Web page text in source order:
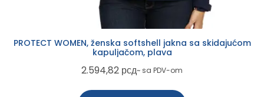
PROTECT WOMEN, ženska softshell jakna sa skidajućom
kapuljačom, plava
2.594,82 рсд~ sa PDV-om